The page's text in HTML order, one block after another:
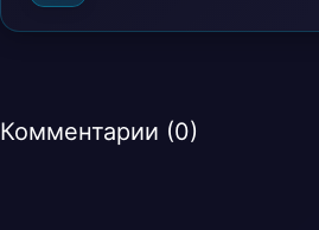
Комментарии (0)